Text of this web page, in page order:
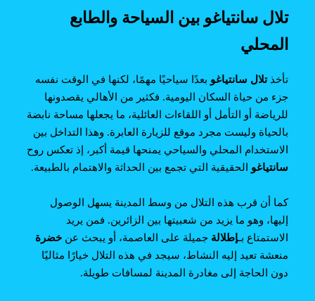
تلال سانتياغو بين السياحة والطابع
المحلي
تأخذتلال سانتياغو بعدًا سياحيًا مهمًا، لكنها في الوقت نفسه
جزء من حياة السكان اليومية. فكثير من الأهالي يقصدونها
للرياضة أو التأمل أو اللقاءات العائلية، ما يجعلها مساحة نابضة
بالحياة وليست مجرد موقع للزيارة العابرة. وهذا التداخل بين
الاستخدام المحلي والسياحي يمنحها قيمة أكبر، إذ تعكس روح
سانتياغو الحقيقية التي تجمع بين الحداثة والاهتمام بالطبيعة.
كما أن قرب هذه التلال من وسط المدينة يسهل الوصول
إليها، وهو ما يزيد من شعبيتها بين الزائرين. فمن يريد
الاستمتاع بـإطلالة جميلة على العاصمة، أو يبحث عن خضرة
منعشة تعيد إليه النشاط، سيجد في هذه التلال خيارًا مثاليًا
دون الحاجة إلى مغادرة المدينة لمسافات طويلة.